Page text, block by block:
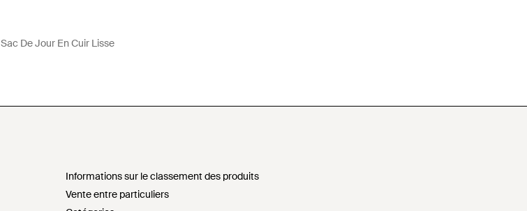
Sac De Jour En Cuir Lisse
Informations sur le classement des produits
Vente entre particuliers